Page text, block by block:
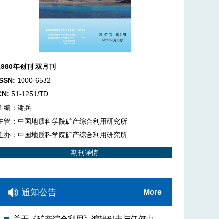
年创刊 双月刊
1000-6532
51-1251/TD
编：谢兵
管：中国地质科学院矿产综合利用研究所
办：中国地质科学院矿产综合利用研究所
期刊详情
通知公告 More